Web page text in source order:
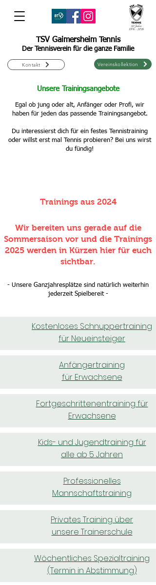
TSV Gaimersheim Tennis
Der Tennisverein für die ganze Familie
Vereinskollektion
Kontakt
Unsere Trainingsangebote
Egal ob jung oder alt, Anfänger oder Profi, wir
haben für jeden das passende Trainingsangebot.
Du interessierst dich für ein festes Tennistraining
oder willst erst mal Tennis probieren? Bei uns wirst
du fündig!
Trainings aus 2024
Wir bereiten uns gerade auf die
Sommersaison vor und die Trainings
2025 werden in Kürzen hier für euch
sichtbar.
- Unsere Ganzjahresplätze sind natürlich weiterhin
jederzeit Spielbereit -
Kostenloses Schnuppertraining
für Neueinsteiger
Anfängertraining
für Erwachsene
Fortgeschrittenentraining für
Erwachsene
Kids- und Jugendtraining für
alle ab 5 Jahren
Professionelles
Mannschaftstraining
Privates Training über
unsere Trainerschule
Wöchentliches Spezialtraining
(Termin in Abstimmung)